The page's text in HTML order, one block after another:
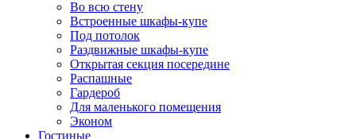
Во всю стену
Встроенные шкафы-купе
Под потолок
Раздвижные шкафы-купе
Открытая секция посередине
Распашные
Гардероб
Для маленького помещения
Эконом
Гостиные